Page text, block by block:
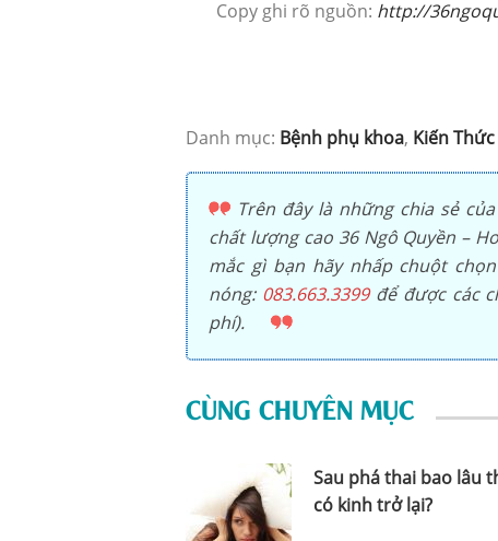
Copy ghi rõ nguồn: http://
Danh mục: Bệnh phụ khoa, Kiến
Trên đây là những chia sẻ
chất lượng cao 36 Ngô Quyền –
mắc gì bạn hãy nhấp chuột chọn
nóng: 083.663.3399để được các
phí).
CÙNG CHUYÊN MỤC
Sau phá thai bao lâu
có kinh trở lại?